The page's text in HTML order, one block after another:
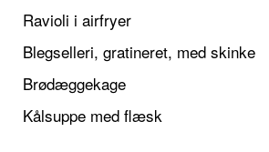
Ravioli i airfryer
Blegselleri, gratineret, med skinke
Brødæggekage
Kålsuppe med flæsk